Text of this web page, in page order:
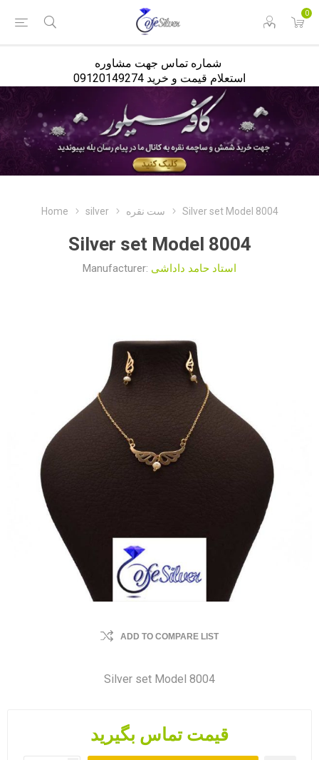
0
استعلام قیمت و خرید 09120149274
Home silver ست نقره Silver set Model 8004
Silver set Model 8004
Manufacturer: استاد حامد داداشی
ADD TO COMPARE LIST
Silver set Model 8004
قیمت تماس بگیرید